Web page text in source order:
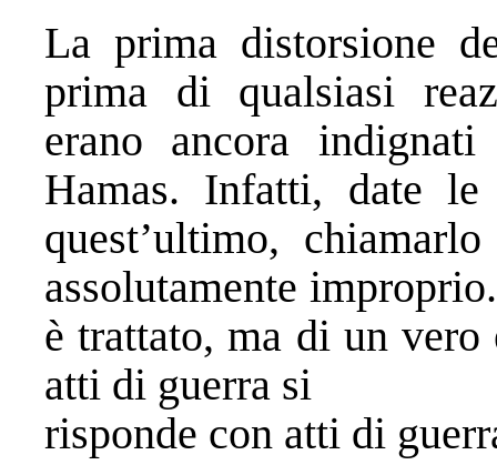
La prima distorsione
prima di qualsiasi
erano ancora
Hamas. Infatti, date
quest’ultimo,
assolutamente
è trattato, ma di un
atti di guerra si
risponde con atti di